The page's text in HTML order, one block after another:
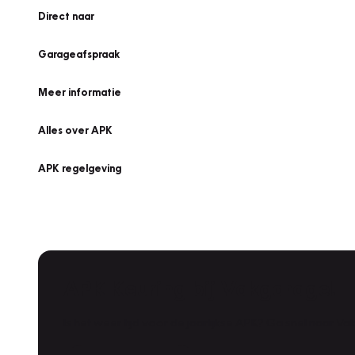
Direct naar
Garageafspraak
Meer informatie
Alles over APK
APK regelgeving